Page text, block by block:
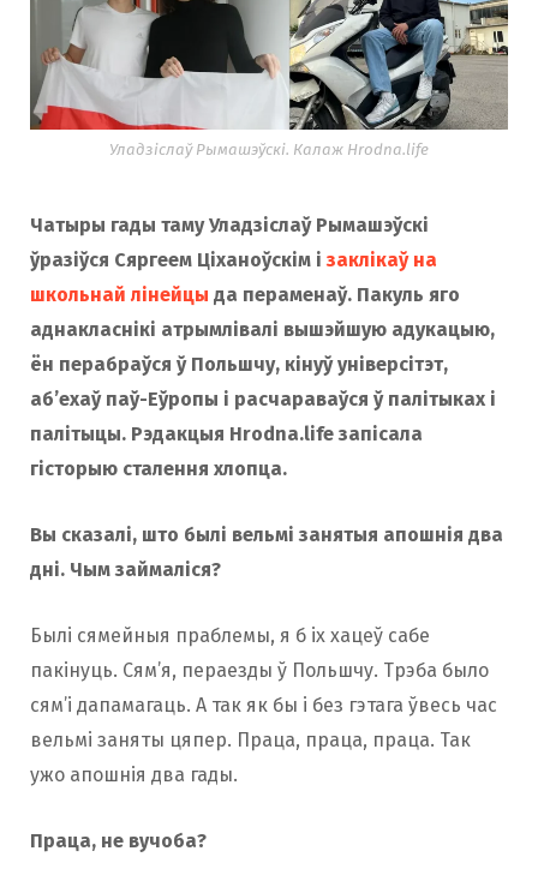
o
o
g
Уладзіслаў Рымашэўскі. Калаж Hrodna.life
Чатыры гады таму Уладзіслаў Рымашэўскі
ўразіўся Сяргеем Ціханоўскім ізаклікаў на
школьнай лінейцы да пераменаў. Пакуль яго
аднакласнікі атрымлівалі вышэйшую адукацыю,
ён перабраўся ў Польшчу, кінуў універсітэт,
аб’ехаў паў-Еўропы і расчараваўся ў палітыках і
палітыцы. Рэдакцыя Hrodna.life запісала
гісторыю сталення хлопца.
Вы сказалі, што былі вельмі занятыя апошнія два
дні. Чым займаліся?
Былі сямейныя праблемы, я б іх хацеў сабе
пакінуць. Сям’я, пераезды ў Польшчу. Трэба было
сям’і дапамагаць. А так як бы і без гэтага ўвесь час
вельмі заняты цяпер. Праца, праца, праца. Так
ужо апошнія два гады.
Праца, не вучоба?